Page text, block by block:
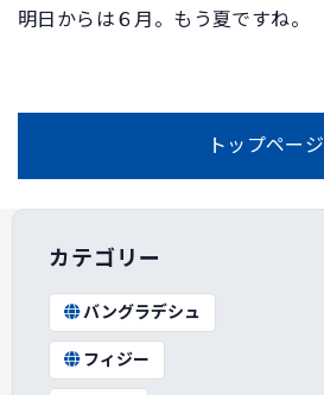
明日からは６月。もう夏ですね。
トップページ
カテゴリー
バングラデシュ
フィジー